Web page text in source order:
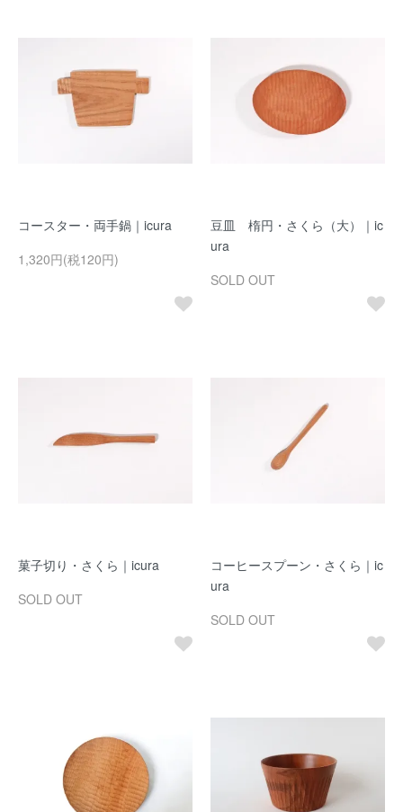
コースター・両手鍋｜icura
1,320円(税120円)
豆皿 楕円・さくら（大）｜ic
ura
SOLD OUT
菓子切り・さくら｜icura
SOLD OUT
コーヒースプーン・さくら｜ic
ura
SOLD OUT